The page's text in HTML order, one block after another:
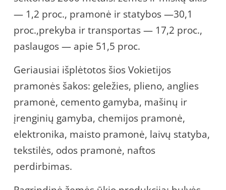
— 1,2 proc., pramonė ir statybos —30,1
proc.,prekyba ir transportas — 17,2 proc.,
paslaugos — apie 51,5 proc.
Geriausiai išplėtotos šios Vokietijos
pramonės šakos: geležies, plieno, anglies
pramonė, cemento gamyba, mašinų ir
įrenginių gamyba, chemijos pramonė,
elektronika, maisto pramonė, laivų statyba,
tekstilės, odos pramonė, naftos
perdirbimas.